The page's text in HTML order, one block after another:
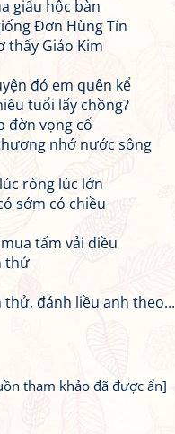
giấu hộc bàn
Đơn Hùng Tín
thấy Giảo Kim
đó em quên kể
tuổi lấy chồng?
đờn vọng cổ
nhớ nước sông
ròng lúc lớn
sớm có chiều
tấm vải điều
thử
thử, đánh liều anh theo...
tham khảo đã được ẩn]